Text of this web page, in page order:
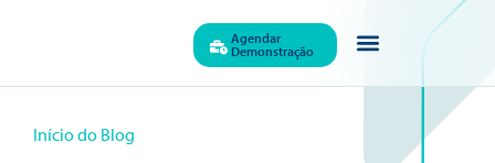
Agendar
Demonstração
Início do Blog